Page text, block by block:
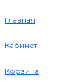
Главная
Кабинет
Корзина